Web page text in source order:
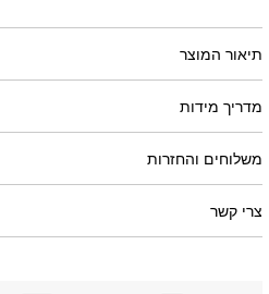
תיאור המוצר
מדריך מידות
משלוחים והחזרות
צרי קשר